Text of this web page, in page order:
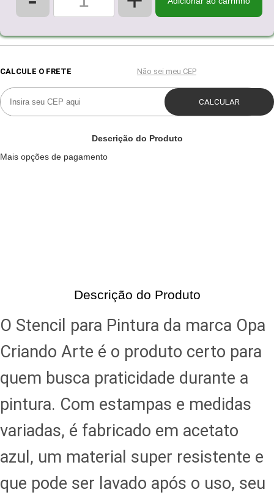
Descrição do Produto
Mais opções de pagamento
Descrição do Produto
O Stencil para Pintura da marca Opa
Criando Arte é o produto certo para
quem busca praticidade durante a
pintura. Com estampas e medidas
variadas, é fabricado em acetato
azul, um material super resistente e
que pode ser lavado após o uso, seu